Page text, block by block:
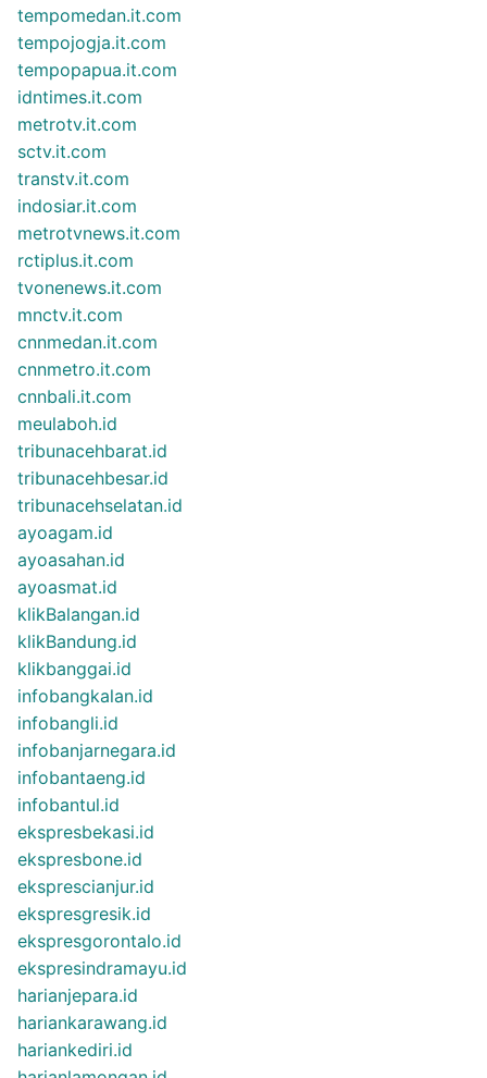
tempomedan.it.com
tempojogja.it.com
tempopapua.it.com
idntimes.it.com
metrotv.it.com
sctv.it.com
transtv.it.com
indosiar.it.com
metrotvnews.it.com
rctiplus.it.com
tvonenews.it.com
mnctv.it.com
cnnmedan.it.com
cnnmetro.it.com
cnnbali.it.com
meulaboh.id
tribunacehbarat.id
tribunacehbesar.id
tribunacehselatan.id
ayoagam.id
ayoasahan.id
ayoasmat.id
klikBalangan.id
klikBandung.id
klikbanggai.id
infobangkalan.id
infobangli.id
infobanjarnegara.id
infobantaeng.id
infobantul.id
ekspresbekasi.id
ekspresbone.id
eksprescianjur.id
ekspresgresik.id
ekspresgorontalo.id
ekspresindramayu.id
harianjepara.id
hariankarawang.id
hariankediri.id